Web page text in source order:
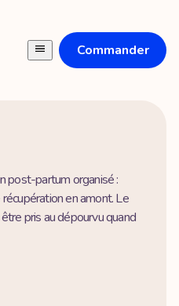
Commander
post-partum organisé :
en amont. Le
pris au dépourvu quand